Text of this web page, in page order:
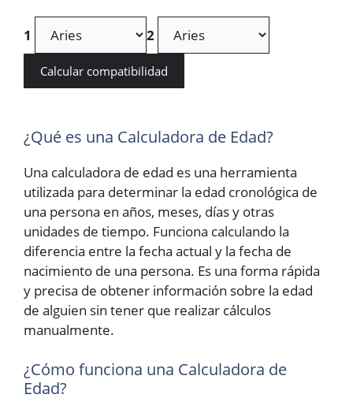
1 2
Calcular compatibilidad
¿Qué es una Calculadora de Edad?
Una calculadora de edad es una herramienta
utilizada para determinar la edad cronológica de
una persona en años, meses, días y otras
unidades de tiempo. Funciona calculando la
diferencia entre la fecha actual y la fecha de
nacimiento de una persona. Es una forma rápida
y precisa de obtener información sobre la edad
de alguien sin tener que realizar cálculos
manualmente.
¿Cómo funciona una Calculadora de
Edad?